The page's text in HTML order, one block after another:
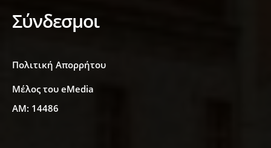
Σύνδεσμοι
Πολιτική Απορρήτου
Μέλος του eMedia
ΑΜ: 14486